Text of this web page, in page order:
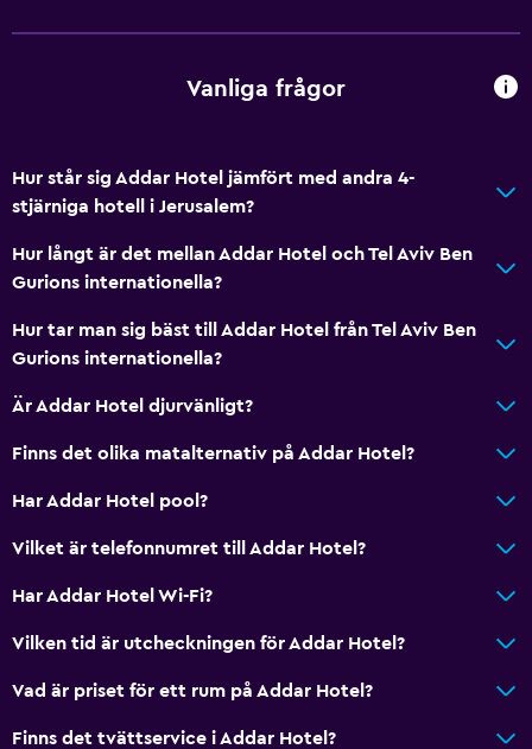
Vanliga frågor
Hur står sig Addar Hotel jämfört med andra 4-
stjärniga hotell i Jerusalem?
Hur långt är det mellan Addar Hotel och Tel Aviv Ben
Gurions internationella?
Hur tar man sig bäst till Addar Hotel från Tel Aviv Ben
Gurions internationella?
Är Addar Hotel djurvänligt?
Finns det olika matalternativ på Addar Hotel?
Har Addar Hotel pool?
Vilket är telefonnumret till Addar Hotel?
Har Addar Hotel Wi-Fi?
Vilken tid är utcheckningen för Addar Hotel?
Vad är priset för ett rum på Addar Hotel?
Finns det tvättservice i Addar Hotel?